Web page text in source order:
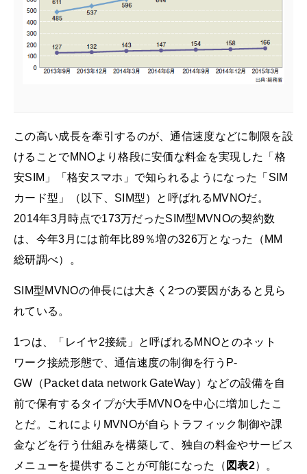
この高い成長を牽引するのが、通信速度などに制限を設
けることでMNOより格段に安価な料金を実現した「格
安SIM」「格安スマホ」で知られるようになった「SIM
カード型」（以下、SIM型）と呼ばれるMVNOだ。
2014年3月時点で173万だったSIM型MVNOの契約数
は、今年3月には前年比89％増の326万となった（MM
総研調べ）。
SIM型MVNOの伸長には大きく2つの要因があると見ら
れている。
1つは、「レイヤ2接続」と呼ばれるMNOとのネット
ワーク接続形態で、通信速度の制御を行うP-
GW（Packet data network GateWay）などの設備を自
前で保有するタイプが大手MVNOを中心に増加したこ
とだ。これによりMVNOが自らトラフィック制御や課
金などを行う仕組みを構築して、独自の料金やサービス
メニューを提供することが可能になった（ 図表2）。